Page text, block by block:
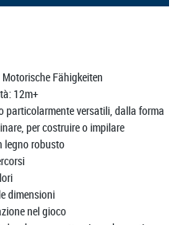
Motorische Fähigkeiten
12m+
particolarmente versatili, dalla forma
per costruire o impilare
legno robusto
dimensioni
nel gioco